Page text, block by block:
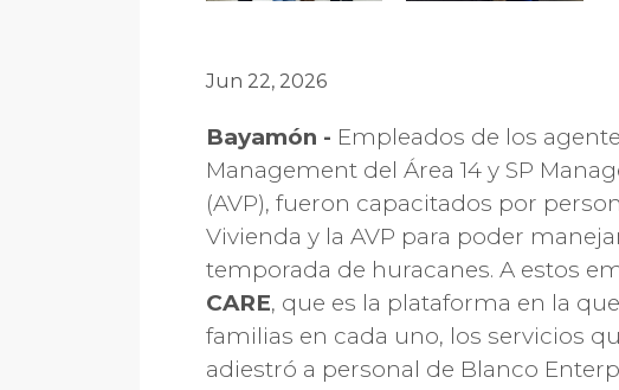
Jun 22, 2026
Bayamón - Empleados de los
Management del Área 14 y SP
(AVP), fueron capacitados por
Vivienda y la AVP para poder
temporada de huracanes. A estos
CARE, que es la plataforma en la
familias en cada uno, los servicios
adiestró a personal de Blanco